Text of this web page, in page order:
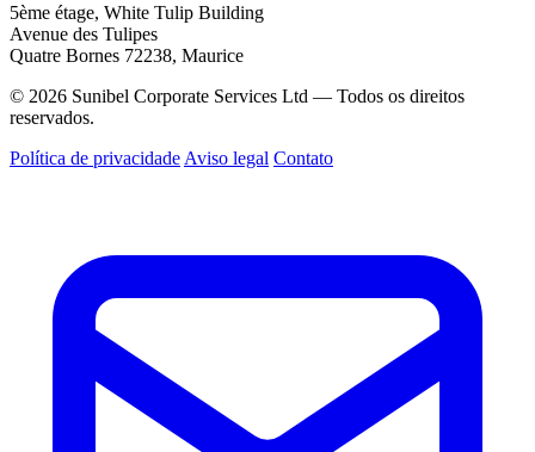
5ème étage, White Tulip Building
Avenue des Tulipes
Quatre Bornes 72238, Maurice
© 2026 Sunibel Corporate Services Ltd — Todos os direitos
reservados.
Política de privacidade Aviso legal Contato